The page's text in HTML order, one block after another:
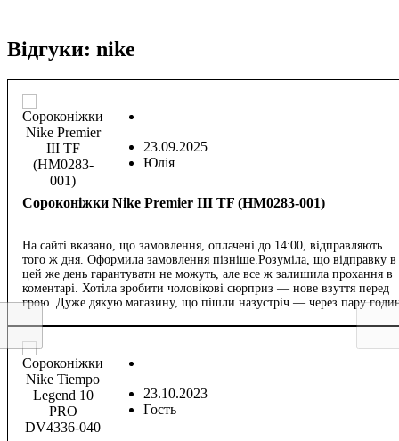
Відгуки: nike
23.09.2025
Юлія
Сороконіжки Nike Premier III TF (HM0283-001)
На сайті вказано, що замовлення, оплачені до 14:00, відправляють
того ж дня. Оформила замовлення пізніше.Розуміла, що відправку в
цей же день гарантувати не можуть, але все ж залишила прохання в
коментарі. Хотіла зробити чоловікові сюрприз — нове взуття перед
грою. Дуже дякую магазину, що пішли назустріч — через пару
задоволені. Окремо дякую за лопатку у подарунок!
23.10.2023
Гость